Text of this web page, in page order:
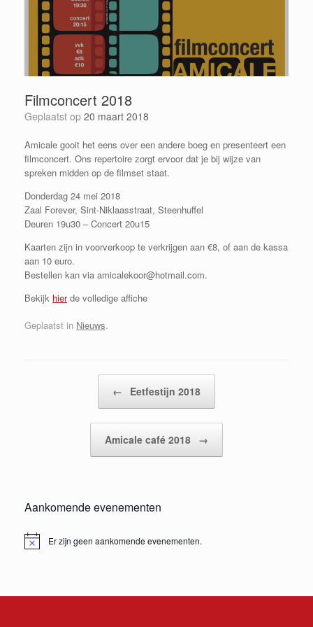
Filmconcert 2018
Geplaatst op 20 maart 2018
Amicale gooit het eens over een andere boeg en presenteert een
filmconcert. Ons repertoire zorgt ervoor dat je bij wijze van
spreken midden op de filmset staat.
Donderdag 24 mei 2018
Zaal Forever, Sint-Niklaasstraat, Steenhuffel
Deuren 19u30 – Concert 20u15
Kaarten zijn in voorverkoop te verkrijgen aan €8, of aan de kassa
aan 10 euro.
Bestellen kan via amicalekoor@hotmail.com.
Bekijk hierde volledige affiche
Geplaatst in Nieuws.
← Eetfestijn 2018
Amicale café 2018 →
Aankomende evenementen
BerichtEr zijn geen aankomende evenementen.